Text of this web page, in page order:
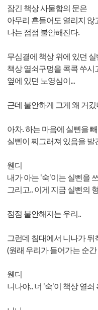
잠긴 책상 사물함의 문은
아무리 흔들어도 열리지 않
나는 점점 불안해진다.
무심결에 책상 위에 있던
책상 열쇠구멍을 콕콕 쑤시
옆에 있던 노영심이...
근데 불안하게 그게 왜 거깄
아차. 하는 마음에 실삔을
실삔이 찌그러져 있음을 발
웬디
내가 아는 '숙'이는 실삔을
그리고.. 이게 지금 실삔의
점점 불안해지는 우리..
그런데 침대에서 니나가
(원래 우리가 들어가는 순
웬디
니나야.. 너 '숙'이 책상 열쇠